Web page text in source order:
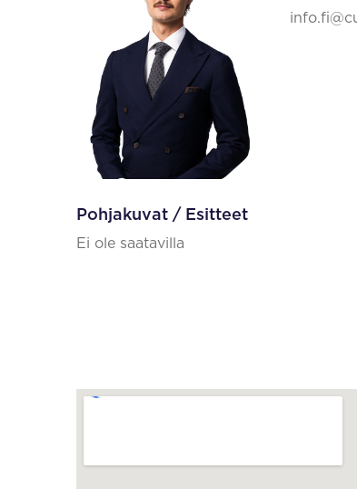
Pohjakuvat / Esitteet
Ei ole saatavilla